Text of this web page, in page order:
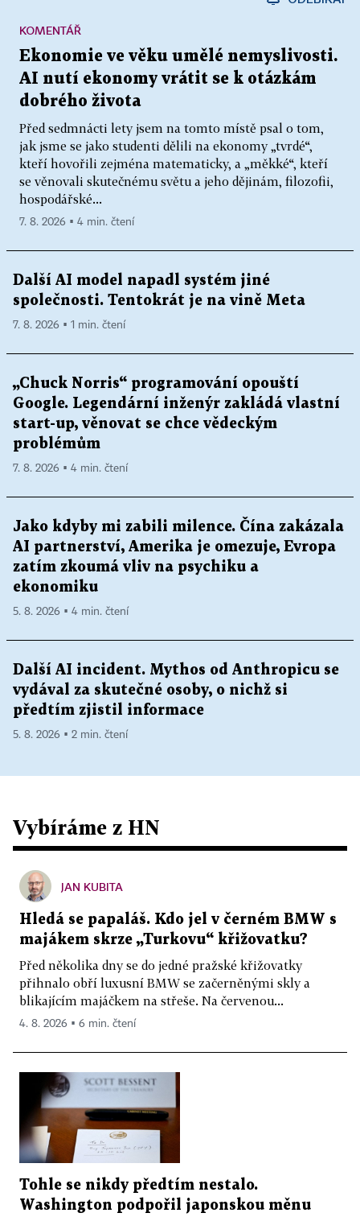
Ekonomie ve věku umělé nemyslivosti.
AI nutí ekonomy vrátit se k otázkám
dobrého života
Před sedmnácti lety jsem na tomto místě psal o tom,
jak jsme se jako studenti dělili na ekonomy „tvrdé“,
kteří hovořili zejména matematicky, a „měkké“, kteří
se věnovali skutečnému světu a jeho dějinám, filozofii,
hospodářské...
KOMENTÁŘ
7. 8. 2026 ▪ 4 min. čtení
Další AI model napadl systém jiné
společnosti. Tentokrát je na vině Meta
7. 8. 2026 ▪ 1 min. čtení
„Chuck Norris“ programování opouští
Google. Legendární inženýr zakládá vlastní
start-up, věnovat se chce vědeckým
problémům
7. 8. 2026 ▪ 4 min. čtení
Jako kdyby mi zabili milence. Čína zakázala
AI partnerství, Amerika je omezuje, Evropa
zatím zkoumá vliv na psychiku a
ekonomiku
5. 8. 2026 ▪ 4 min. čtení
Další AI incident. Mythos od Anthropicu se
vydával za skutečné osoby, o nichž si
předtím zjistil informace
5. 8. 2026 ▪ 2 min. čtení
Vybíráme z HN
JAN KUBITA
Hledá se papaláš. Kdo jel v černém BMW s
majákem skrze „Turkovu“ křižovatku?
Před několika dny se do jedné pražské křižovatky
přihnalo obří luxusní BMW se začerněnými skly a
blikajícím majáčkem na střeše. Na červenou...
4. 8. 2026 ▪ 6 min. čtení
Tohle se nikdy předtím nestalo.
Washington podpořil japonskou měnu